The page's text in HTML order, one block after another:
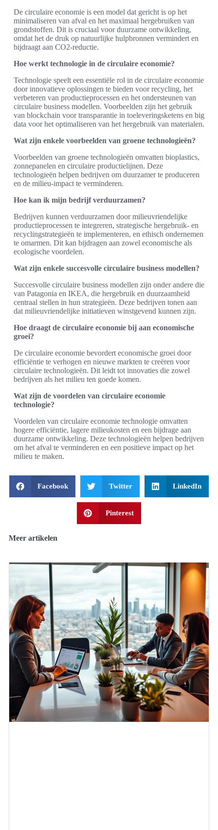
De circulaire economie is een model dat gericht is op het
minimaliseren van afval en het maximaal hergebruiken van
grondstoffen. Dit is cruciaal voor duurzame ontwikkeling,
omdat het de druk op natuurlijke hulpbronnen vermindert en
bijdraagt aan CO2-reductie.
Hoe werkt technologie in de circulaire economie?
Technologie speelt een essentiële rol in de circulaire economie
door innovatieve oplossingen te bieden voor recycling, het
verbeteren van productieprocessen en het ondersteunen van
circulaire business modellen. Voorbeelden zijn het gebruik
van blockchain voor transparantie in toeleveringsketens en big
data voor het optimaliseren van het hergebruik van materialen.
Wat zijn enkele voorbeelden van groene technologieën?
Voorbeelden van groene technologieën omvatten bioplastics,
zonnepanelen en circulaire productielijnen. Deze
technologieën helpen bedrijven om duurzamer te produceren
en de milieu-impact te verminderen.
Hoe kan ik mijn bedrijf verduurzamen?
Bedrijven kunnen verduurzamen door milieuvriendelijke
productieprocessen te integreren, strategische hergebruik- en
recyclingstrategieën te implementeren, en ethisch ondernemen
te omarmen. Dit kan bijdragen aan zowel economische als
ecologische voordelen.
Wat zijn enkele succesvolle circulaire business modellen?
Succesvolle circulaire business modellen zijn onder andere die
van Patagonia en IKEA, die hergebruik en duurzaamheid
centraal stellen in hun strategieën. Deze bedrijven tonen aan
dat milieuvriendelijke initiatieven winstgevend kunnen zijn.
Hoe draagt de circulaire economie bij aan economische
groei?
De circulaire economie bevordert economische groei door
efficiëntie te verhogen en nieuwe markten te creëren voor
circulaire technologieën. Dit leidt tot innovaties die zowel
bedrijven als het milieu ten goede komen.
Wat zijn de voordelen van circulaire economie
technologie?
Voordelen van circulaire economie technologie omvatten
hogere efficiëntie, lagere milieukosten en een bijdrage aan
duurzame ontwikkeling. Deze technologieën helpen bedrijven
om het afval te verminderen en een positieve impact op het
milieu te maken.
Facebook Twitter LinkedIn
Pinterest
Meer artikelen